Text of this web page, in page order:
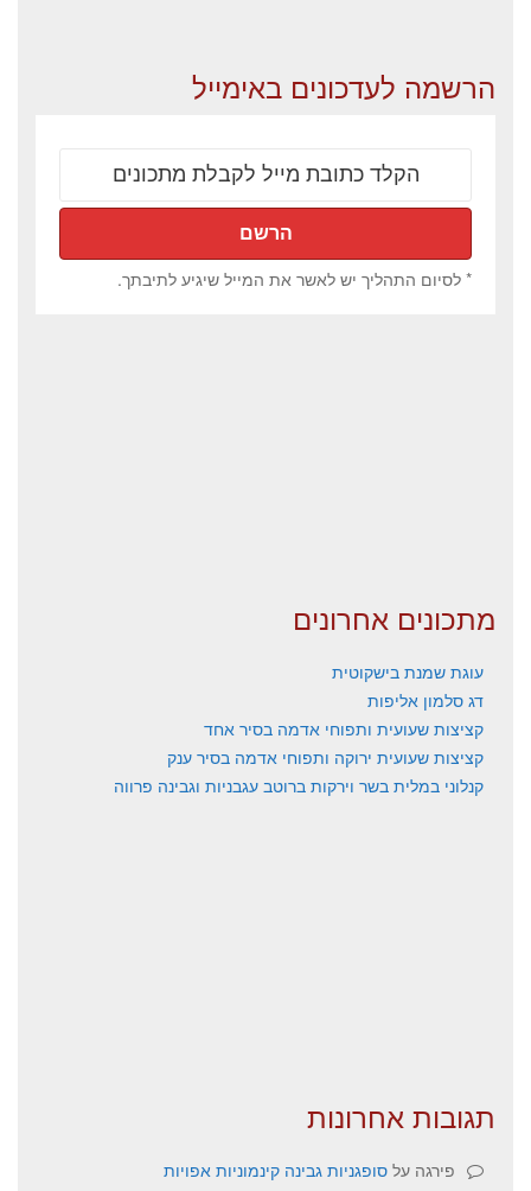
הרשמה לעדכונים באימייל
* לסיום התהליך יש לאשר את המייל שיגיע לתיבתך.
מתכונים אחרונים
עוגת שמנת בישקוטית
דג סלמון אליפות
קציצות שעועית ותפוחי אדמה בסיר אחד
קציצות שעועית ירוקה ותפוחי אדמה בסיר ענק
קנלוני במלית בשר וירקות ברוטב עגבניות וגבינה פרווה
תגובות אחרונות
פירגה על סופגניות גבינה קינמוניות אפויות